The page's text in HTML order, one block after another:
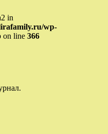
in
wp-
on line 366